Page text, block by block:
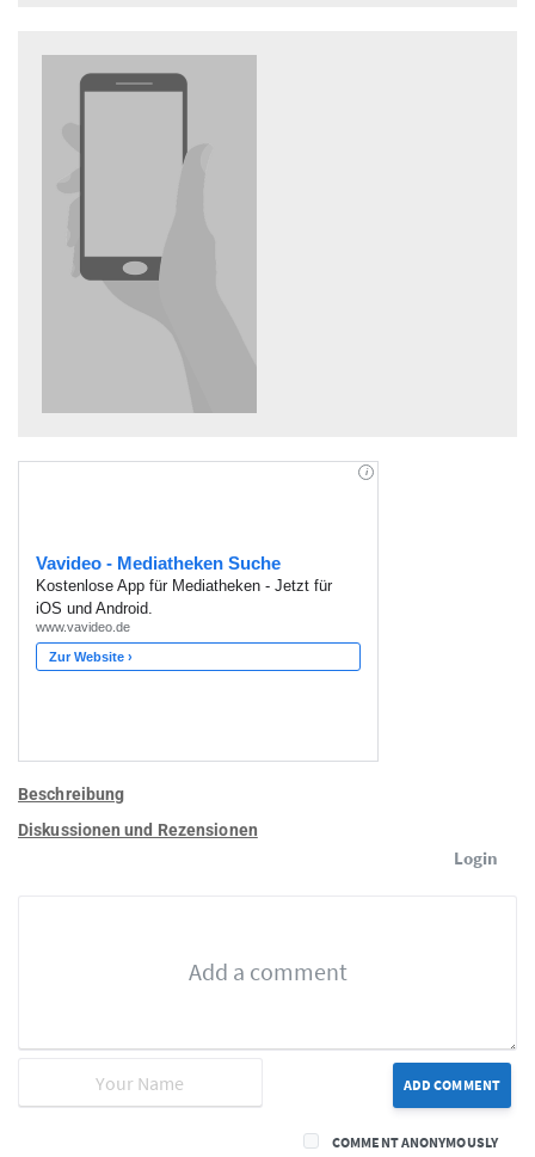
Beschreibung
Diskussionen und Rezensionen
Login
ADD COMMENT
COMMENT ANONYMOUSLY